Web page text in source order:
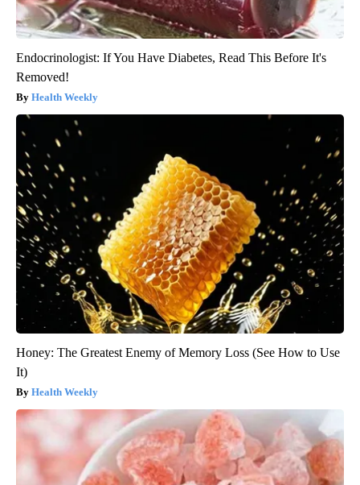
Endocrinologist: If You Have Diabetes, Read This Before It's
Removed!
Health Weekly
Honey: The Greatest Enemy of Memory Loss (See How to Use
It)
Health Weekly